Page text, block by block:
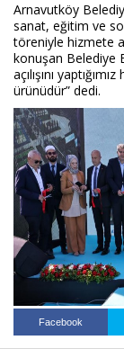
Arnavutköy
sanat, eğitim ve
töreniyle hizmete
konuşan Belediye
açılışını
ürünüdür” dedi.
Facebook